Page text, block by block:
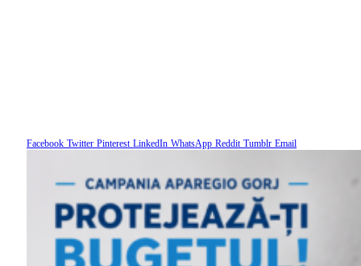
Facebook Twitter Pinterest LinkedIn WhatsApp Reddit Tumblr Email